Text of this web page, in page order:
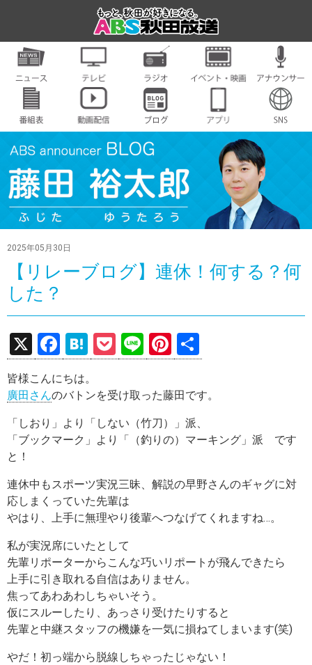
2025年05月30日
【リレーブログ】連休！何する？何
した？
X
F
a
ce
o
k
H
at
e
n
a
P
o
ck
Li
n
e
Pi
nt
er
es
t
有
皆様こんにちは。
廣田さんのバトンを受け取った藤田です。
「しおり」より「しない（竹刀）」派、
「ブックマーク」より「（釣りの）マーキング」派 です
と！
連休中もスポーツ実況三昧、解説の早野さんのギャグに対
応しまくっていた先輩は
やはり、上手に無理やり後輩へつなげてくれますね…。
私が実況席にいたとして
先輩リポーターからこんな巧いリポートが飛んできたら
上手に引き取れる自信はありません。
焦ってあわあわしちゃいそう。
仮にスルーしたり、あっさり受けたりすると
先輩と中継スタッフの機嫌を一気に損ねてしまいます(笑)
やだ！初っ端から脱線しちゃったじゃない！